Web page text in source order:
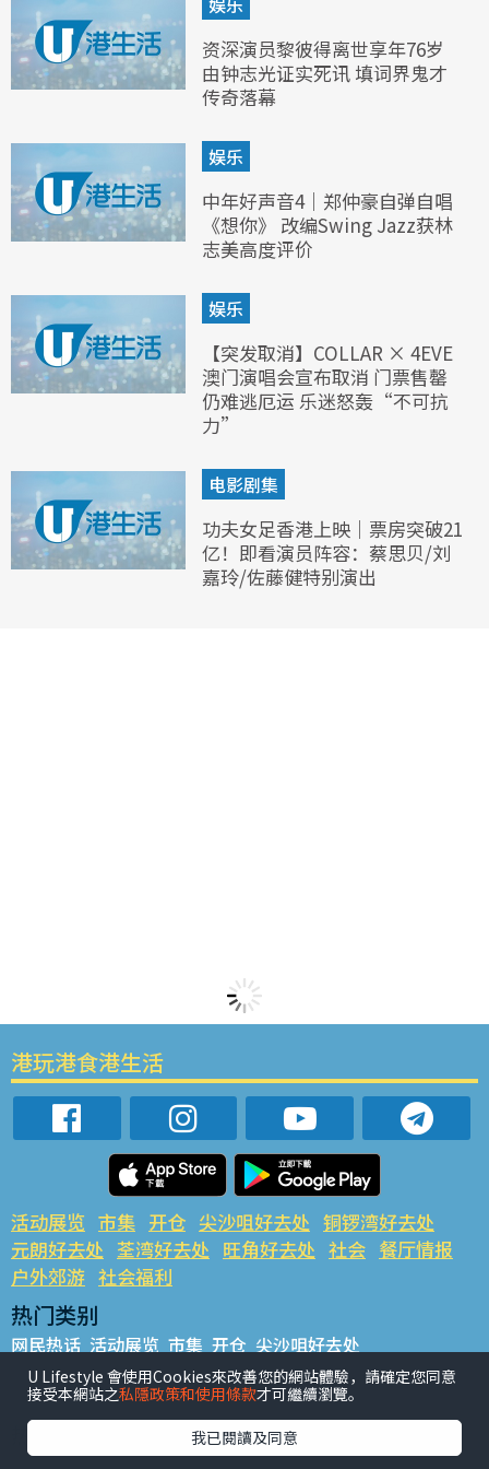
资深演员黎彼得离世享年76岁
由钟志光证实死讯 填词界鬼才
传奇落幕
娱乐
中年好声音4｜郑仲豪自弹自唱
《想你》 改编Swing Jazz获林
志美高度评价
娱乐
【突发取消】COLLAR × 4EVE
澳门演唱会宣布取消 门票售罄
仍难逃厄运 乐迷怒轰“不可抗
力”
电影剧集
功夫女足香港上映｜票房突破21
亿！即看演员阵容：蔡思贝/刘
嘉玲/佐藤健特别演出
港玩港食港生活
活动展览 市集 开仓 尖沙咀好去处 铜锣湾好去处
元朗好去处 荃湾好去处 旺角好去处 社会 餐厅情报
户外郊游 社会福利
热门类别
网民热话 活动展览 市集 开仓 尖沙咀好去处
铜锣湾好去处 元朗好去处 荃湾好去处 旺角好去处 社会
餐厅情报 户外郊游
热门标签
U Lifestyle 會使用Cookies來改善您的網站體驗，請確定您同意
接受本網站之私隱政策和使用條款才可繼續瀏覽。
我已閱讀及同意